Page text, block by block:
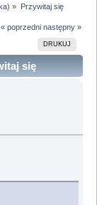
) » Przywitaj się
« poprzedni następny »
DRUKUJ
się